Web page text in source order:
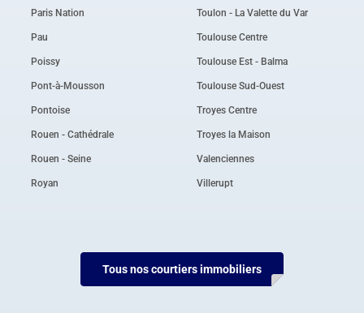
Paris Nation
Pau
Poissy
Pont-à-Mousson
Pontoise
Rouen - Cathédrale
Rouen - Seine
Royan
Toulon - La Valette du Var
Toulouse Centre
Toulouse Est - Balma
Toulouse Sud-Ouest
Troyes Centre
Troyes la Maison
Valenciennes
Villerupt
Tous nos courtiers immobiliers